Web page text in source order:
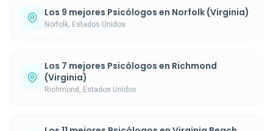
Los 9 mejores Psicólogos en Norfolk (Virginia)
Norfolk, Estados Unidos
Los 7 mejores Psicólogos en Richmond
(Virginia)
Richmond, Estados Unidos